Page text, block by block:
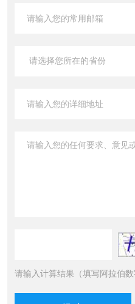
请输入计算结果（填写阿拉伯